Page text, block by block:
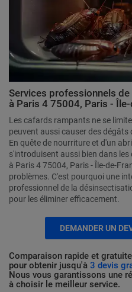
Services professionnels
à Paris 4 75004, Paris -
Les cafards rampants ne se
peuvent aussi causer des
En quête de nourriture et d'un
s'introduisent aussi bien dans
à Paris 4 75004, Paris - Île-de-
problèmes. C'est pourquoi une
professionnel de la
pour les éliminer efficacement.
DEMANDER UN
Comparaison rapide et
pour obtenir jusqu'à 3 devis
Nous vous garantissons une
à choisir le meilleur service.